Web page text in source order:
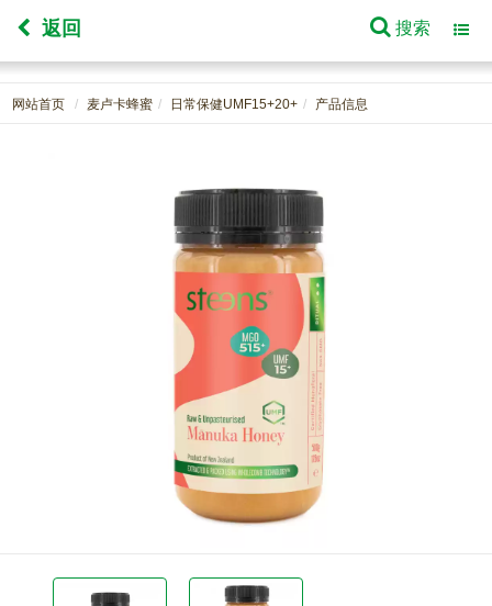
返回 搜索
网站首页 麦卢卡蜂蜜 日常保健UMF15+20+ 产品信息